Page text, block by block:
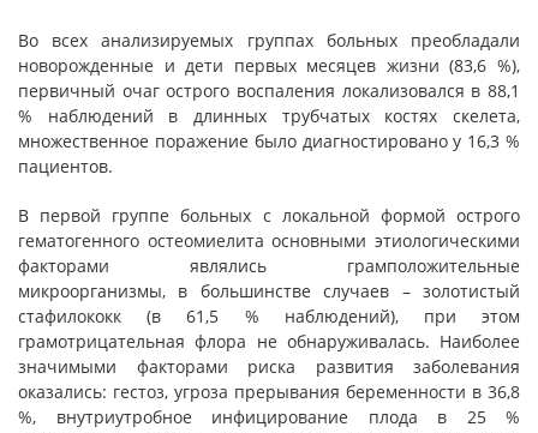
Во всех анализируемых группах больных преобладали
новорожденные и дети первых месяцев жизни (83,6 %),
первичный очаг острого воспаления локализовался в 88,1
% наблюдений в длинных трубчатых костях скелета,
множественное поражение было диагностировано у 16,3 %
пациентов.
В первой группе больных с локальной формой острого
гематогенного остеомиелита основными этиологическими
факторами являлись грамположительные
микроорганизмы, в большинстве случаев – золотистый
стафилококк (в 61,5 % наблюдений), при этом
грамотрицательная флора не обнаруживалась. Наиболее
значимыми факторами риска развития заболевания
оказались: гестоз, угроза прерывания беременности в 36,8
%, внутриутробное инфицирование плода в 25 %